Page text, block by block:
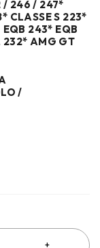
/ 246 / 247*
CLASSE S 223*
243* EQB
AMG GT
/